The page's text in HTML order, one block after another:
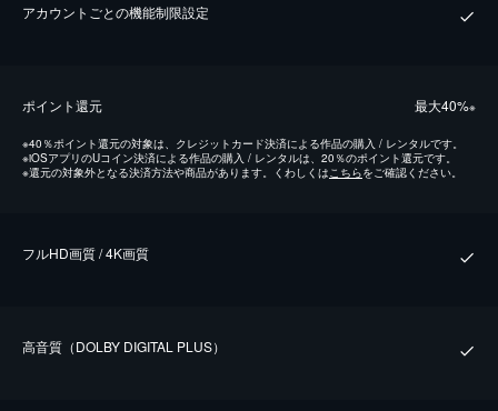
アカウントごとの機能制限設定
ポイント還元 最⼤40%※
※40％ポイント還元の対象は、クレジットカード決済による作品の購入 / レンタルです。
※iOSアプリのUコイン決済による作品の購入 / レンタルは、20％のポイント還元です。
※還元の対象外となる決済方法や商品があります。くわしくはこちらをご確認ください。
フルHD画質 / 4K画質
⾼⾳質（DOLBY DIGITAL PLUS）